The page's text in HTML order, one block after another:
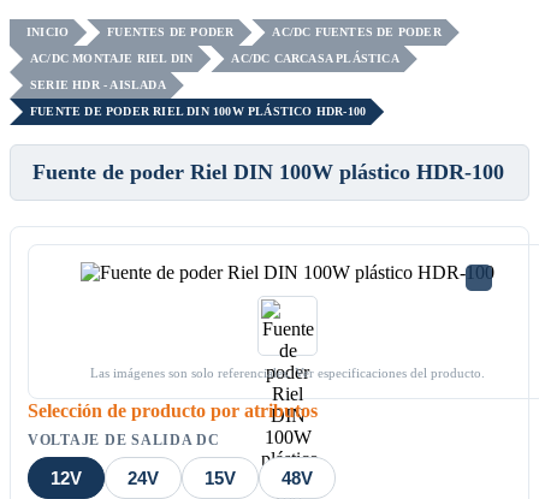
INICIO FUENTES DE PODER
AC/DC FUENTES DE PODER
AC/DC MONTAJE RIEL DIN
AC/DC CARCASA PLÁSTICA
SERIE HDR - AISLADA
FUENTE DE PODER RIEL DIN 100W PLÁSTICO HDR-100
Fuente de poder Riel DIN 100W plástico HDR-100
Las imágenes son solo referenciales. Ver especificaciones del producto.
Selección de producto por atributos
VOLTAJE DE SALIDA DC
12V 24V 15V 48V